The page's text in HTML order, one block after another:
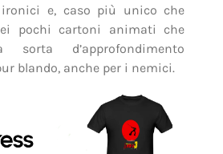
e, caso più unico che
pochi cartoni animati che
sorta d’approfondimento
blando, anche per i nemici.